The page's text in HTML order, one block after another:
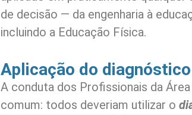
de decisão — da engenharia à
incluindo a Educação Física.
Aplicação do
A conduta dos Profissionais da
comum: todos deveriam utilizar o